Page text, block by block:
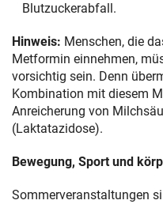
Blutzuckerabfall.
Hinweis: Menschen, die
Metformin einnehmen,
vorsichtig sein. Denn
Kombination mit diesem
Anreicherung von
(Laktatazidose).
Bewegung, Sport und
Sommerveranstaltungen